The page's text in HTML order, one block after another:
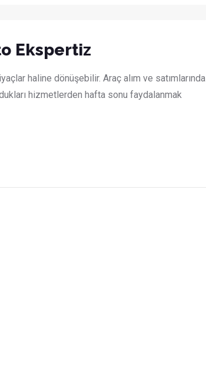
Ekspertiz
haline dönüşebilir. Araç alım ve satımlarında
hizmetlerden hafta sonu faydalanmak